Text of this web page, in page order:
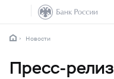
Новости
Пресс-релиз